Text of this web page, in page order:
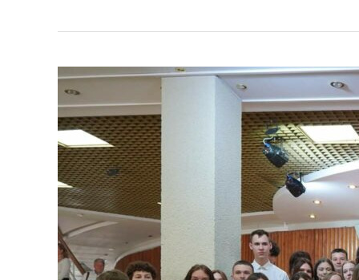
Урочиста
Асамблея
Малої
дипломатичної
академії